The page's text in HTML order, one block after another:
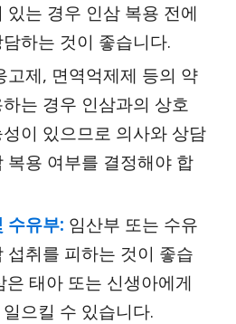
있는 경우 인삼 복용 전에
하는 것이 좋습니다.
고제, 면역억제제 등의 약
는 경우 인삼과의 상호
이 있으므로 의사와 상담
복용 여부를 결정해야 합
수유부: 임산부 또는 수유
섭취를 피하는 것이 좋습
은 태아 또는 신생아에게
으킬 수 있습니다.